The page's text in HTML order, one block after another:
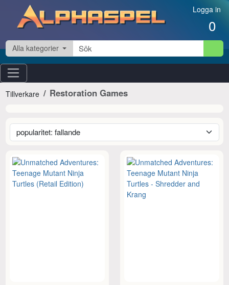
Hoppa till innehåll Logga in
0
Alla kategorier
Tillverkare Restoration Games